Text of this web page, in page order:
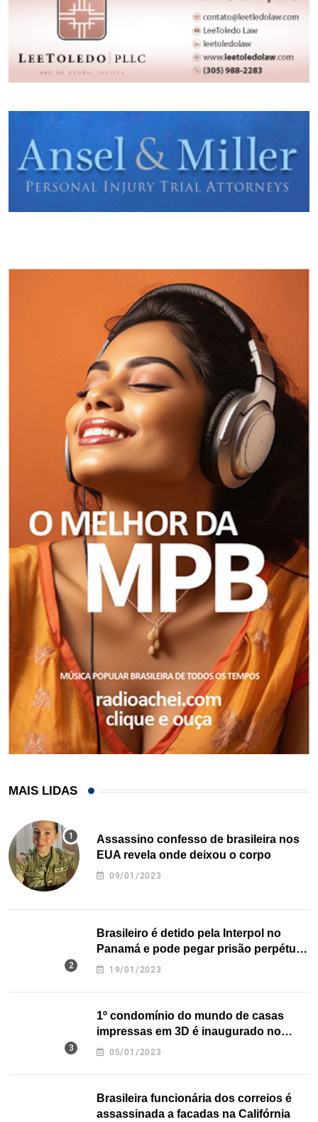
MAIS LIDAS
Assassino confesso de brasileira nos
EUA revela onde deixou o corpo
09/01/2023
Brasileiro é detido pela Interpol no
Panamá e pode pegar prisão perpétua
nos EUA
19/01/2023
1º condomínio do mundo de casas
impressas em 3D é inaugurado no
Texas
05/01/2023
Brasileira funcionária dos correios é
assassinada a facadas na Califórnia